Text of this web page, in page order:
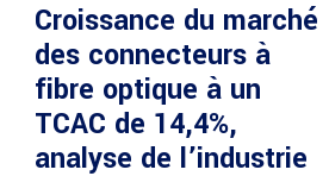
Croissance du marché
des connecteurs à
fibre optique à un
TCAC de 14,4%,
analyse de l’industrie